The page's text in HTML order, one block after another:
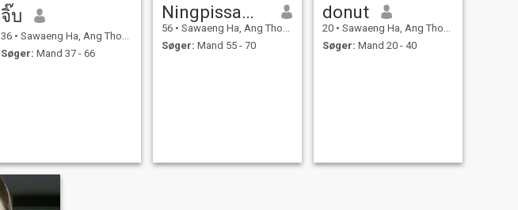
จิ๊บ
36 • Sawaeng Ha, Ang Thong, Thailand
Søger: Mand 37 - 66
Ningpissamai
56 • Sawaeng Ha, Ang Thong, Thailand
Søger: Mand 55 - 70
donut
20 • Sawaeng Ha, Ang Thong, Thailand
Søger: Mand 20 - 40